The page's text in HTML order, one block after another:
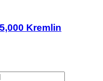
Kremlin